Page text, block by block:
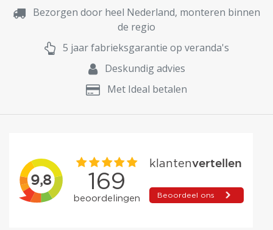
Bezorgen door heel Nederland, monteren binnen
de regio
5 jaar fabrieksgarantie op veranda's
Deskundig advies
Met Ideal betalen